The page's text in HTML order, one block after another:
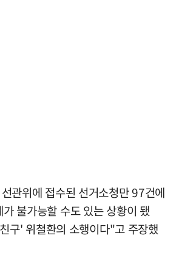
관위에 접수된 선거소청만 97건에
불가능할 수도 있는 상황이 됐
구' 위철환의 소행이다"고 주장했